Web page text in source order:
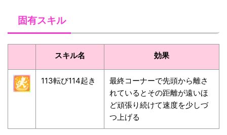
固有スキル
スキル名 効果
113転び114起き
最終コーナーで先頭から離さ
れているとその距離が遠いほ
ど頑張り続けて速度を少しづ
つ上げる